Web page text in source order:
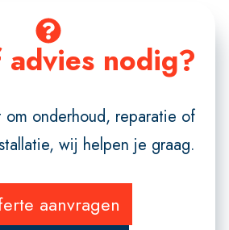
nodig?
onderhoud, reparatie of
wij helpen je graag.
aanvragen